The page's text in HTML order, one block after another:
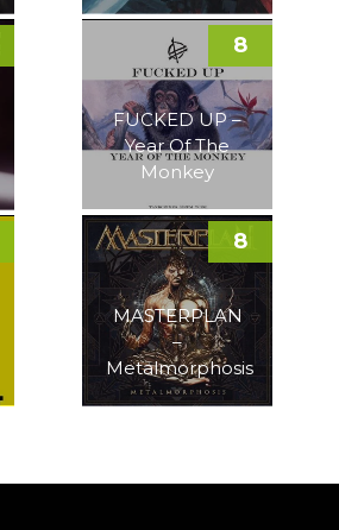
FUCKED UP –
Year Of The
Monkey
8
MASTERPLAN
–
Metalmorphosis
8